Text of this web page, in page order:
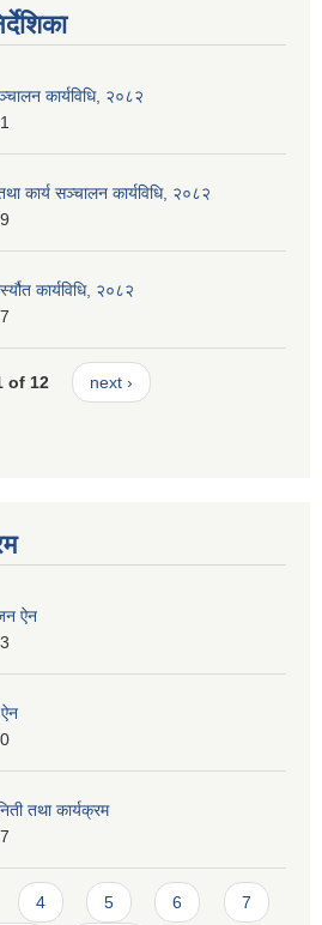
कार्यविधि, २०८२
कार्य सञ्चालन कार्यविधि, २०८२
कार्यविधि, २०८२
of 12 next ›
ऐन
तथा कार्यक्रम
4 5 6 7